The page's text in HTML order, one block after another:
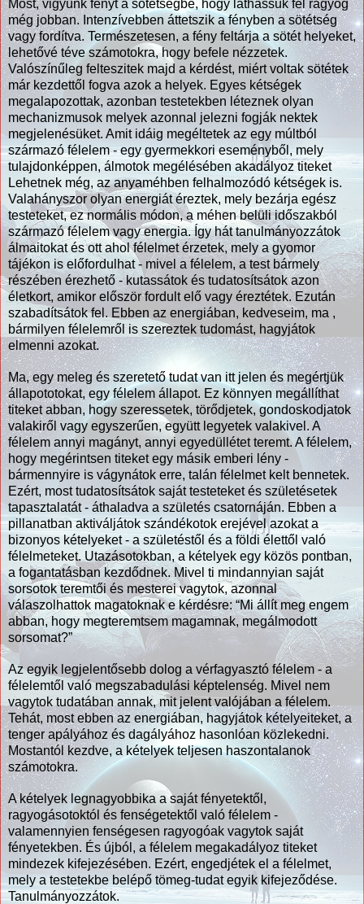
Most, vigyünk fényt a sötétségbe, hogy láthassuk fel ragyog
még jobban. Intenzívebben áttetszik a fényben a sötétség
vagy fordítva. Természetesen, a fény feltárja a sötét helyeket,
lehetővé téve számotokra, hogy befele nézzetek.
Valószínűleg felteszitek majd a kérdést, miért voltak sötétek
már kezdettől fogva azok a helyek. Egyes kétségek
megalapozottak, azonban testetekben léteznek olyan
mechanizmusok melyek azonnal jelezni fogják nektek
megjelenésüket. Amit idáig megéltetek az egy múltból
származó félelem - egy gyermekkori eseményből, mely
tulajdonképpen, álmotok megélésében akadályoz titeket
Lehetnek még, az anyaméhben felhalmozódó kétségek is.
Valahányszor olyan energiát éreztek, mely bezárja egész
testeteket, ez normális módon, a méhen belüli időszakból
származó félelem vagy energia. Így hát tanulmányozzátok
álmaitokat és ott ahol félelmet érzetek, mely a gyomor
tájékon is előfordulhat - mivel a félelem, a test bármely
részében érezhető - kutassátok és tudatosítsátok azon
életkort, amikor először fordult elő vagy éreztétek. Ezután
szabadítsátok fel. Ebben az energiában, kedveseim, ma ,
bármilyen félelemről is szereztek tudomást, hagyjátok
elmenni azokat.
Ma, egy meleg és szeretető tudat van itt jelen és megértjük
állapototokat, egy félelem állapot. Ez könnyen megállíthat
titeket abban, hogy szeressetek, törődjetek, gondoskodjatok
valakiről vagy egyszerűen, együtt legyetek valakivel. A
félelem annyi magányt, annyi egyedüllétet teremt. A félelem,
hogy megérintsen titeket egy másik emberi lény -
bármennyire is vágynátok erre, talán félelmet kelt bennetek.
Ezért, most tudatosítsátok saját testeteket és születésetek
tapasztalatát - áthaladva a születés csatornáján. Ebben a
pillanatban aktiváljátok szándékotok erejével azokat a
bizonyos kételyeket - a születéstől és a földi élettől való
félelmeteket. Utazásotokban, a kételyek egy közös pontban,
a fogantatásban kezdődnek. Mivel ti mindannyian saját
sorsotok teremtői és mesterei vagytok, azonnal
válaszolhattok magatoknak e kérdésre: “Mi állít meg engem
abban, hogy megteremtsem magamnak, megálmodott
sorsomat?”
Az egyik legjelentősebb dolog a vérfagyasztó félelem - a
félelemtől való megszabadulási képtelenség. Mivel nem
vagytok tudatában annak, mit jelent valójában a félelem.
Tehát, most ebben az energiában, hagyjátok kételyeiteket, a
tenger apályához és dagályához hasonlóan közlekedni.
Mostantól kezdve, a kételyek teljesen haszontalanok
számotokra.
A kételyek legnagyobbika a saját fényetektől,
ragyogásotoktól és fenségetektől való félelem -
valamennyien fenségesen ragyogóak vagytok saját
fényetekben. És újból, a félelem megakadályoz titeket
mindezek kifejezésében. Ezért, engedjétek el a félelmet,
mely a testetekbe belépő tömeg-tudat egyik kifejeződése.
Tanulmányozzátok.